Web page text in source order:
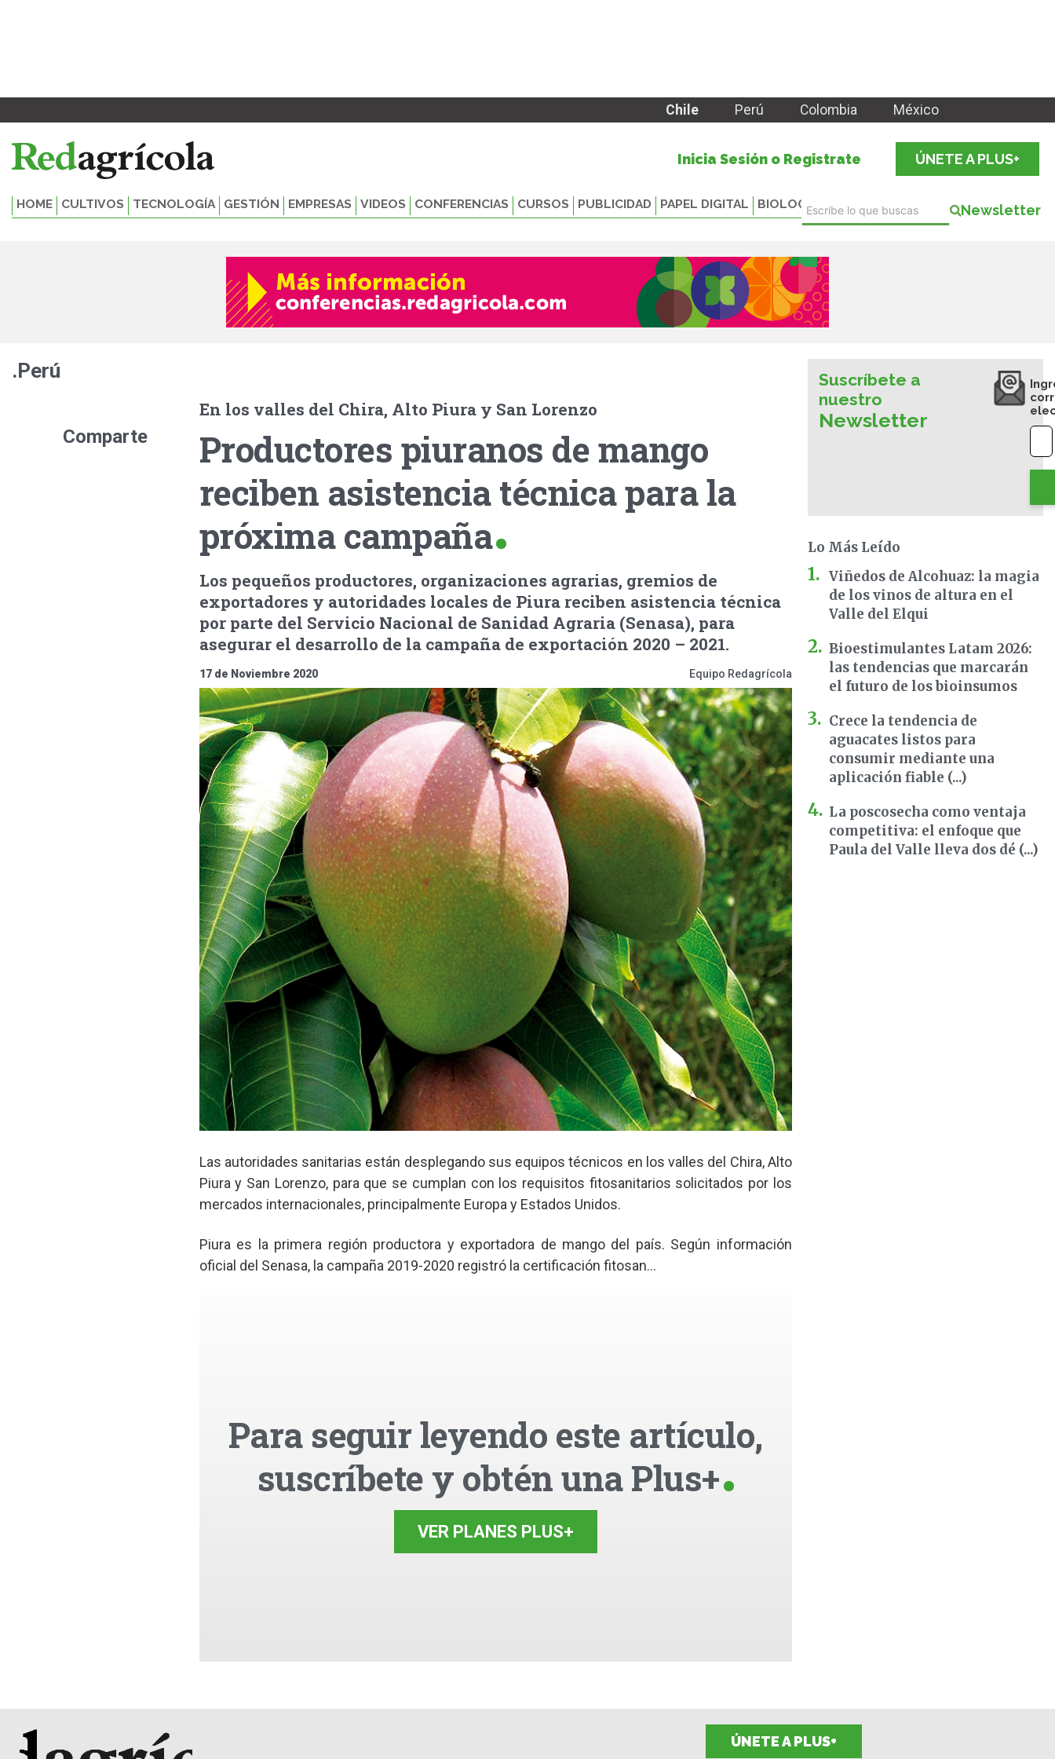
Chile Perú Colombia México
Inicia Sesión o Registrate ÚNETE A PLUS+
HOME CULTIVOS TECNOLOGÍA GESTIÓN EMPRESAS VIDEOS CONFERENCIAS CURSOS PUBLICIDAD PAPEL DIGITAL BIOLOGICALS Newsletter
.Perú
Comparte
En los valles del Chira, Alto Piura y San Lorenzo
Productores piuranos de mango
reciben asistencia técnica para la
próxima campaña
Los pequeños productores, organizaciones agrarias, gremios de
exportadores y autoridades locales de Piura reciben asistencia técnica
por parte del Servicio Nacional de Sanidad Agraria (Senasa), para
asegurar el desarrollo de la campaña de exportación 2020 – 2021.
17 de Noviembre 2020 Equipo Redagrícola
Las autoridades sanitarias están desplegando sus equipos técnicos en los valles del Chira, Alto
Piura y San Lorenzo, para que se cumplan con los requisitos fitosanitarios solicitados por los
mercados internacionales, principalmente Europa y Estados Unidos.
Piura es la primera región productora y exportadora de mango del país. Según información
oficial del Senasa, la campaña 2019-2020 registró la certificación fitosan...
Para seguir leyendo este artículo,
suscríbete y obtén una Plus+
VER PLANES PLUS+
Suscríbete a
nuestro
Newsletter
Lo Más Leído
Viñedos de Alcohuaz: la magia
de los vinos de altura en el
Valle del Elqui
Bioestimulantes Latam 2026:
las tendencias que marcarán
el futuro de los bioinsumos
Crece la tendencia de
aguacates listos para
consumir mediante una
aplicación fiable (...)
La poscosecha como ventaja
competitiva: el enfoque que
Paula del Valle lleva dos dé (...)
ÚNETE A PLUS+